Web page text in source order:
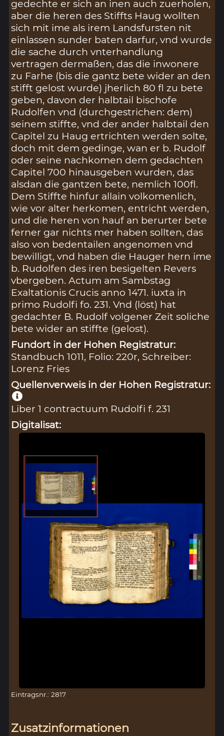
gedechte er sich an inen auch zuerholen,
aber die heren des Stiffts Haug wollten
sich mit ime als irem Landsfursten nit
einlassen sunder baten darfur, vnd wurde
die sache durch vnterhandlung
vertragen dermaßen, das die inwonere
zu Farhe (bis die gantz bete wider an den
stifft gelost wurde) jherlich 80 fl zu bete
geben, davon der halbtail bischofe
Rudolfen vnd (durchgestrichen: dem)
seinem stiffte, vnd der ander halbtail den
Capitel zu Haug ertrichten werden solte,
doch mit dem gedinge, wan er b. Rudolf
oder seine nachkomen dem gedachten
Capitel 700 hinausgeben wurden, das
alsdan die gantzen bete, nemlich 100fl.
Dem Stiffte hinfur allain volkomenlich,
wie vor alter herkomen, entricht werden,
und die heren von hauf an berurter bete
ferner gar nichts mer haben sollten, das
also von bedentailen angenomen vnd
bewilligt, vnd haben die Hauger hern ime
b. Rudolfen des iren besigelten Revers
vbergeben. Actum am Sambstag
Exaltationis Crucis anno 1471. iuxta in
primo Rudolfi fo. 231. Vnd (löst) hat
gedachter B. Rudolf volgener Zeit soliche
bete wider an stiffte (gelost).
Fundort in der Hohen Registratur:
Standbuch 1011, Folio: 220r, Schreiber:
Lorenz Fries
Quellenverweis in der Hohen Registratur:
Liber 1 contractuum Rudolfi f. 231
Digitalisat:
Eintragsnr.: 2817
Zusatzinformationen